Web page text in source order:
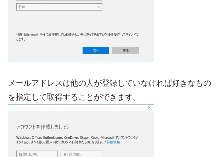
メールアドレスは他の人が登録していなければ好きなもの
を指定して取得することができます。